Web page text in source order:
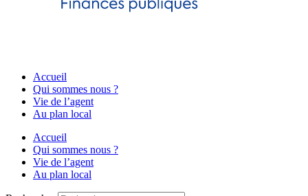
Accueil
Qui sommes nous ?
Vie de l’agent
Au plan local
Accueil
Qui sommes nous ?
Vie de l’agent
Au plan local